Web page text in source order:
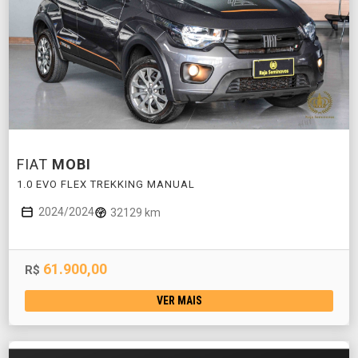
FIAT MOBI
1.0 EVO FLEX TREKKING MANUAL
2024/2024 32129 km
R$ 61.900,00
VER MAIS